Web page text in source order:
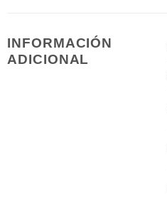
INFORMACIÓN
ADICIONAL